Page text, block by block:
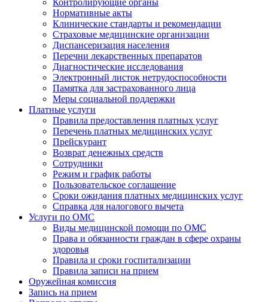
Контролирующие органы
Нормативные акты
Клинические стандарты и рекомендации
Страховые медицинские организации
Диспансеризация населения
Перечни лекарственных препаратов
Диагностические исследования
Электронный листок нетрудоспособности
Памятка для застрахованного лица
Меры социальной поддержки
Платные услуги
Правила предоставления платных услуг
Перечень платных медицинских услуг
Прейскурант
Возврат денежных средств
Сотрудники
Режим и график работы
Пользовательское соглашение
Сроки ожидания платных медицинских услуг
Справка для налогового вычета
Услуги по ОМС
Виды медицинской помощи по ОМС
Права и обязанности граждан в сфере охраны
здоровья
Правила и сроки госпитализации
Правила записи на прием
Оружейная комиссия
Запись на прием